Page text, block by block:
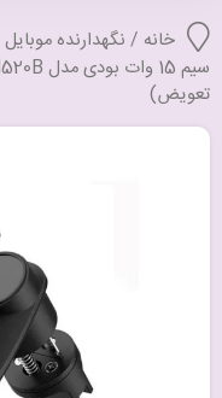
خانه / نگهدارنده موبایل
تعویض)